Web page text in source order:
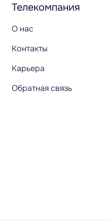
Телекомпания
О нас
Контакты
Карьера
Обратная связь